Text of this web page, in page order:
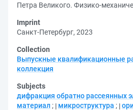
Петра Великого. Физико-
Imprint
Санкт-Петербург, 2023
Collection
Выпускные квалификационные
коллекция
Subjects
дифракция обратно рассеянных
материал ; микроструктура ;